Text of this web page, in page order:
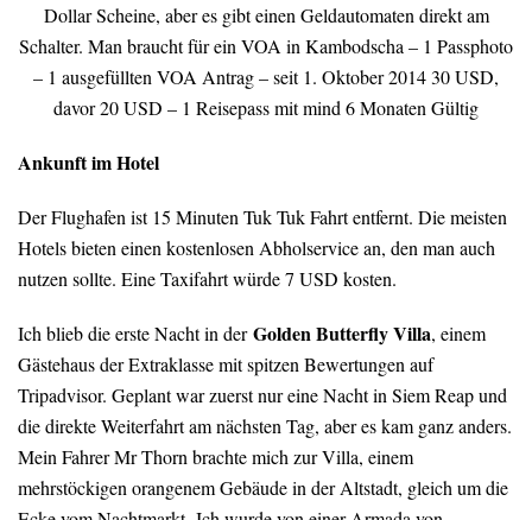
Dollar Scheine, aber es gibt einen Geldautomaten direkt am
Schalter. Man braucht für ein VOA in Kambodscha – 1 Passphoto
– 1 ausgefüllten VOA Antrag– seit 1. Oktober 2014 30 USD,
davor 20 USD – 1 Reisepass mit mind 6 Monaten Gültig
Ankunft im Hotel
Der Flughafen ist 15 Minuten Tuk Tuk Fahrt entfernt. Die meisten
Hotels bieten einen kostenlosen Abholservice an, den man auch
nutzen sollte. Eine Taxifahrt würde 7 USD kosten.
Ich blieb die erste Nacht in derGolden Butterfly Villa, einem
Gästehaus der Extraklasse mit spitzen Bewertungen auf
Tripadvisor. Geplant war zuerst nur eine Nacht in Siem Reap und
die direkte Weiterfahrt am nächsten Tag, aber es kam ganz anders.
Mein Fahrer Mr Thorn brachte mich zur Villa, einem
mehrstöckigen orangenem Gebäude in der Altstadt, gleich um die